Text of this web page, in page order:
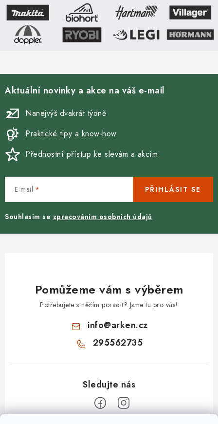
Aktuální novinky a akce na váš e-mail
Nanejvýš dvakrát týdně
Praktické tipy a know-how
Přednostní přístup ke slevám a akcím
E-mail
Souhlasím se zpracováním osobních údajů
PŘIHLÁSIT SE
Pomůžeme vám s výběrem
Potřebujete s něčím poradit? Jsme tu pro vás!
info@arken.cz
295562735